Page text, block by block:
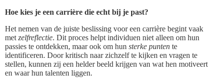
Hoe kies je een carrière die echt bij je past?
Het nemen van de juiste beslissing voor een carrière begint vaak
met zelfreflectie. Dit proces helpt individuen niet alleen om hun
passies te ontdekken, maar ook om hun sterke punten te
identificeren. Door kritisch naar zichzelf te kijken en vragen te
stellen, kunnen zij een helder beeld krijgen van wat hen motiveert
en waar hun talenten liggen.